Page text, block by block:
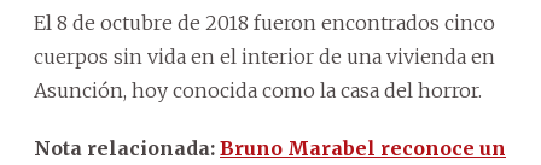
El 8 de octubre de 2018 fueron encontrados cinco
cuerpos sin vida en el interior de una vivienda en
Asunción, hoy conocida como la casa del horror.
Nota relacionada: Bruno Marabel reconoce un